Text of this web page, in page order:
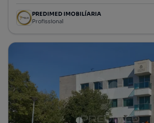
PREDIMED IMOBILÍARIA
Profissional